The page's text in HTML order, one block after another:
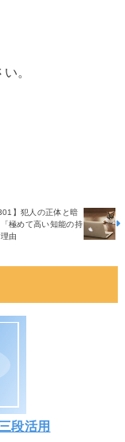
。
】犯人の正体と暗
極めて高い知能の持
由
段活用